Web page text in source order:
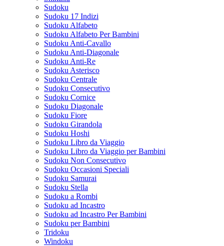
Sudoku
Sudoku 17 Indizi
Sudoku Alfabeto
Sudoku Alfabeto Per Bambini
Sudoku Anti-Cavallo
Sudoku Anti-Diagonale
Sudoku Anti-Re
Sudoku Asterisco
Sudoku Centrale
Sudoku Consecutivo
Sudoku Cornice
Sudoku Diagonale
Sudoku Fiore
Sudoku Girandola
Sudoku Hoshi
Sudoku Libro da Viaggio
Sudoku Libro da Viaggio per Bambini
Sudoku Non Consecutivo
Sudoku Occasioni Speciali
Sudoku Samurai
Sudoku Stella
Sudoku a Rombi
Sudoku ad Incastro
Sudoku ad Incastro Per Bambini
Sudoku per Bambini
Tridoku
Windoku